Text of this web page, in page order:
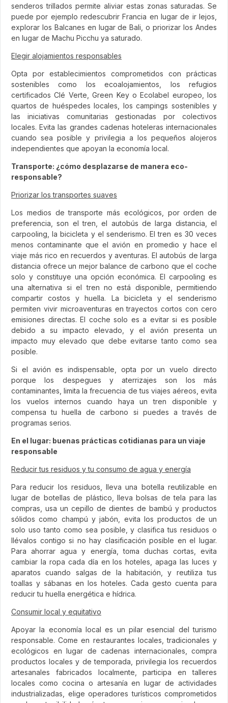
senderos trillados permite aliviar estas zonas saturadas. Se
puede por ejemplo redescubrir Francia en lugar de ir lejos,
explorar los Balcanes en lugar de Bali, o priorizar los Andes
en lugar de Machu Picchu ya saturado.
Elegir alojamientos responsables
Opta por establecimientos comprometidos con prácticas
sostenibles como los ecoalojamientos, los refugios
certificados Clé Verte, Green Key o Ecolabel europeo, los
quartos de huéspedes locales, los campings sostenibles y
las iniciativas comunitarias gestionadas por colectivos
locales. Evita las grandes cadenas hoteleras internacionales
cuando sea posible y privilegia a los pequeños alojeros
independientes que apoyan la economía local.
Transporte: ¿cómo desplazarse de manera eco-
responsable?
Priorizar los transportes suaves
Los medios de transporte más ecológicos, por orden de
preferencia, son el tren, el autobús de larga distancia, el
carpooling, la bicicleta y el senderismo. El tren es 30 veces
menos contaminante que el avión en promedio y hace el
viaje más rico en recuerdos y aventuras. El autobús de larga
distancia ofrece un mejor balance de carbono que el coche
solo y constituye una opción económica. El carpooling es
una alternativa si el tren no está disponible, permitiendo
compartir costos y huella. La bicicleta y el senderismo
permiten vivir microaventuras en trayectos cortos con cero
emisiones directas. El coche solo es a evitar si es posible
debido a su impacto elevado, y el avión presenta un
impacto muy elevado que debe evitarse tanto como sea
posible.
Si el avión es indispensable, opta por un vuelo directo
porque los despegues y aterrizajes son los más
contaminantes, limita la frecuencia de tus viajes aéreos, evita
los vuelos internos cuando haya un tren disponible y
compensa tu huella de carbono si puedes a través de
programas serios.
En el lugar: buenas prácticas cotidianas para un viaje
responsable
Reducir tus residuos y tu consumo de agua y energía
Para reducir los residuos, lleva una botella reutilizable en
lugar de botellas de plástico, lleva bolsas de tela para las
compras, usa un cepillo de dientes de bambú y productos
sólidos como champú y jabón, evita los productos de un
solo uso tanto como sea posible, y clasifica tus residuos o
llévalos contigo si no hay clasificación posible en el lugar.
Para ahorrar agua y energía, toma duchas cortas, evita
cambiar la ropa cada día en los hoteles, apaga las luces y
aparatos cuando salgas de la habitación, y reutiliza tus
toallas y sábanas en los hoteles. Cada gesto cuenta para
reducir tu huella energética e hídrica.
Consumir local y equitativo
Apoyar la economía local es un pilar esencial del turismo
responsable. Come en restaurantes locales, tradicionales y
ecológicos en lugar de cadenas internacionales, compra
productos locales y de temporada, privilegia los recuerdos
artesanales fabricados localmente, participa en talleres
locales como cocina o artesanía en lugar de actividades
industrializadas, elige operadores turísticos comprometidos